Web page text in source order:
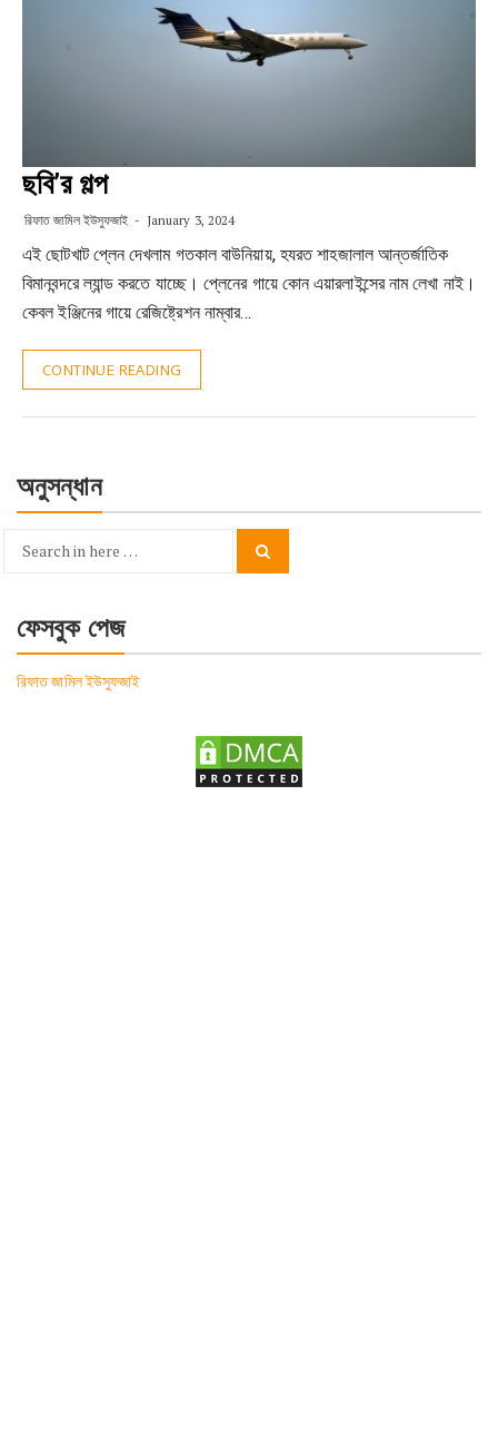
ছবি’র গল্প
রিফাত জামিল ইউসুফজাই January 3, 2024
এই ছোটখাট প্লেন দেখলাম গতকাল বাউনিয়ায়, হযরত শাহজালাল আন্তর্জাতিক
বিমানবন্দরে ল্যান্ড করতে যাচ্ছে। প্লেনের গায়ে কোন এয়ারলাইন্সের নাম লেখা নাই।
কেবল ইঞ্জিনের গায়ে রেজিষ্ট্রেশন নাম্বার…
CONTINUE READING
অনুসন্ধান
Search
ফেসবুক পেজ
রিফাত জামিল ইউসুফজাই